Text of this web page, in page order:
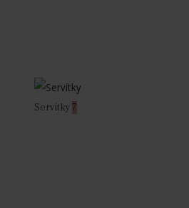
Servítky7